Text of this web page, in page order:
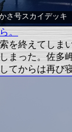
さ号スカイデッキ
。
を終えてしま
まった。佐多
てからは再び